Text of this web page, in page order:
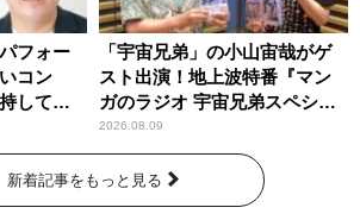
フォー
コン
して
ン
「宇宙兄弟」の小山宙哉がゲ
スト出演！地上波特番『マン
ガのラジオ 宇宙兄弟スペシャ
ル 』
2026.08.09
新着記事をもっと見る